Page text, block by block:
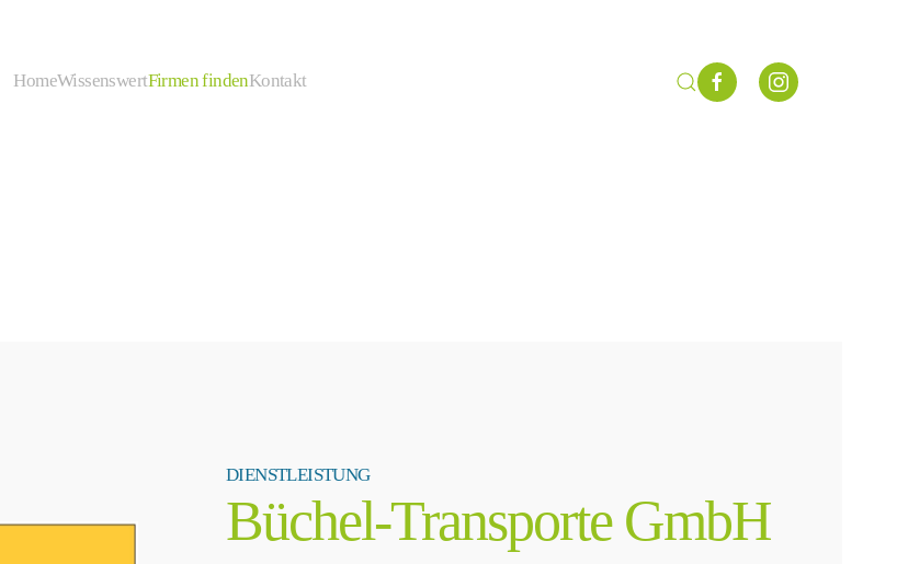
HomeWissenswertFirmen findenKontakt
DIENSTLEISTUNG
Büchel-Transporte GmbH